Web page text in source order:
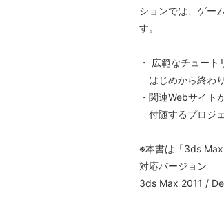
ションでは、ゲー
す。
・ 広範なチュー
はじめから終わ
・関連Webサイト
付随するプロジ
※本書は「3ds
対応バージョン
3ds Max 2011 /